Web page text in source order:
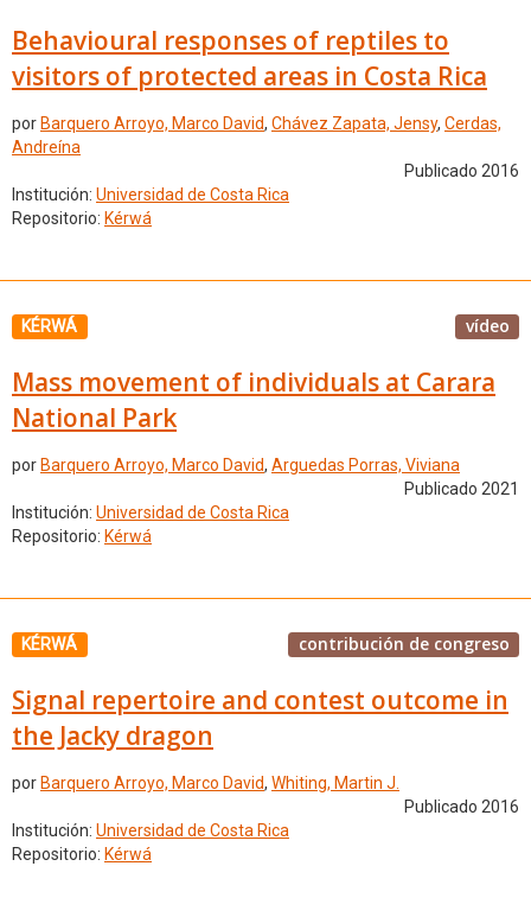
Behavioural responses of reptiles to
visitors of protected areas in Costa Rica
por Barquero Arroyo, Marco David, Chávez Zapata, Jensy, Cerdas,
Andreína
Publicado 2016
Institución: Universidad de Costa Rica
Repositorio: Kérwá
KÉRWÁ vídeo
Mass movement of individuals at Carara
National Park
por Barquero Arroyo, Marco David, Arguedas Porras, Viviana
Publicado 2021
Institución: Universidad de Costa Rica
Repositorio: Kérwá
KÉRWÁ contribución de congreso
Signal repertoire and contest outcome in
the Jacky dragon
por Barquero Arroyo, Marco David, Whiting, ‪Martin J.
Publicado 2016
Institución: Universidad de Costa Rica
Repositorio: Kérwá